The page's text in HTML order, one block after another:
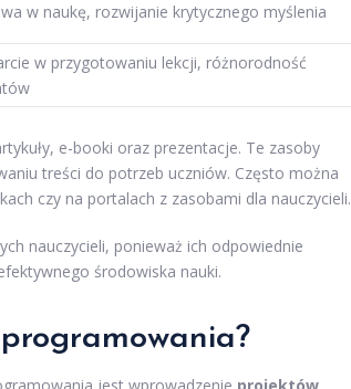
w naukę, rozwijanie krytycznego myślenia
w przygotowaniu lekcji, różnorodność
e-booki oraz prezentacje. Te zasoby
treści do potrzeb uczniów. Często można
czy na portalach z zasobami dla nauczycieli.
nauczycieli, ponieważ ich odpowiednie
środowiska nauki.